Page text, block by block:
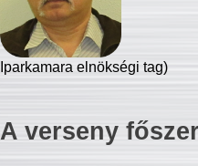
Iparkamara elnökségi tag)
A verseny